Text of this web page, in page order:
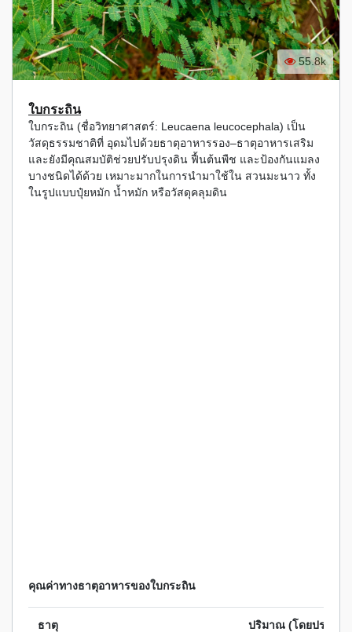
55.8k
ใบกระถิน
ใบกระถิน (ชื่อวิทยาศาสตร์: Leucaena leucocephala) เป็น
วัสดุธรรมชาติที่ อุดมไปด้วยธาตุอาหารรอง–ธาตุอาหารเสริม
และยังมีคุณสมบัติช่วยปรับปรุงดิน ฟื้นต้นพืช และป้องกันแมลง
บางชนิดได้ด้วย เหมาะมากในการนำมาใช้ใน สวนมะนาว ทั้ง
ในรูปแบบปุ๋ยหมัก น้ำหมัก หรือวัสดุคลุมดิน
คุณค่าทางธาตุอาหารของใบกระถิน
ธาตุ ปริมาณ (โดยประมา